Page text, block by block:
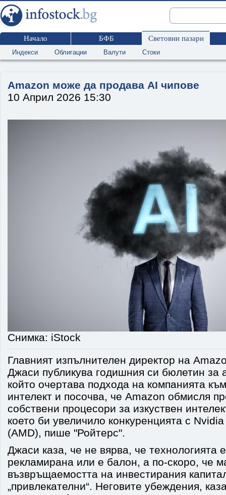
Начало БФБ Световни пазари
Индекси Облигации Валути Стоки
Amazon може да продава AI чипове
10 Април 2026 15:30
Снимка: iStock
Главният изпълнителен директор на
Джаси публикува годишния си бюлетин за
който очертава подхода на компанията
интелект и посочва, че Amazon обмисля
собствени процесори за изкуствен
което би увеличило конкуренцията с
(AMD), пише "Ройтерс".
Джаси каза, че не вярва, че технологията
рекламирана или е балон, а по-скоро, че
възвръщаемостта на инвестирания
„привлекателни“. Неговите убеждения,